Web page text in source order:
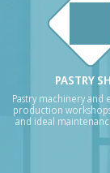
PASTRY
Pastry machinery
production
and ideal